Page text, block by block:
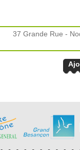
37 Grande Rue -